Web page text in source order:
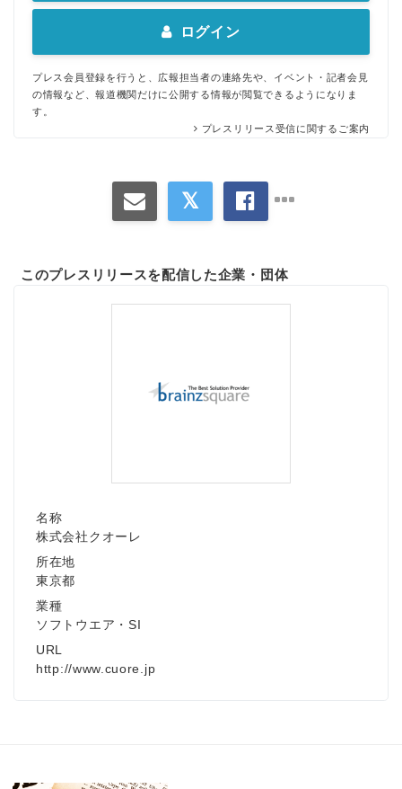
ログイン
プレス会員登録を行うと、広報担当者の連絡先や、イベント・記者会見
の情報など、報道機関だけに公開する情報が閲覧できるようになりま
す。
プレスリリース受信に関するご案内
このプレスリリースを配信した企業・団体
名称
株式会社クオーレ
所在地
東京都
業種
ソフトウエア・SI
URL
http://www.cuore.jp